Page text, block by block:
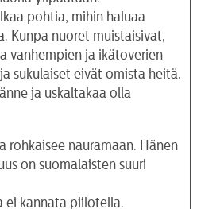
pohtia, mihin haluaa
Kunpa nuoret muistaisivat,
vanhempien ja ikätoverien
sukulaiset eivät omista heitä.
ja uskaltakaa olla
rohkaisee nauramaan. Hänen
on suomalaisten suuri
ei kannata piilotella.